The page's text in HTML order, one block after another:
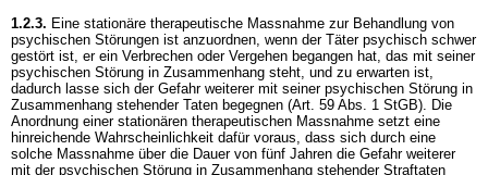
1.2.3. Eine stationäre therapeutische Massnahme zur Behandlung von
psychischen Störungen ist anzuordnen, wenn der Täter psychisch schwer
gestört ist, er ein Verbrechen oder Vergehen begangen hat, das mit seiner
psychischen Störung in Zusammenhang steht, und zu erwarten ist,
dadurch lasse sich der Gefahr weiterer mit seiner psychischen Störung in
Zusammenhang stehender Taten begegnen (Art. 59 Abs. 1 StGB). Die
Anordnung einer stationären therapeutischen Massnahme setzt eine
hinreichende Wahrscheinlichkeit dafür voraus, dass sich durch eine
solche Massnahme über die Dauer von fünf Jahren die Gefahr weiterer
mit der psychischen Störung in Zusammenhang stehender Straftaten